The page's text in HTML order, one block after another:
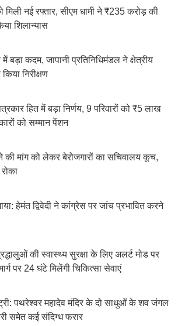
मिली नई रफ्तार, सीएम धामी ने ₹235 करोड़ की
शिलान्यास
में बड़ा कदम, जापानी प्रतिनिधिमंडल ने क्षेत्रीय
निरीक्षण
हित में बड़ा निर्णय, 9 परिवारों को ₹5 लाख
को सम्मान पेंशन
की मांग को लेकर बेरोजगारों का सचिवालय कूच,
हेमंत द्विवेदी ने कांग्रेस पर जांच प्रभावित करने
की स्वास्थ्य सुरक्षा के लिए अलर्ट मोड पर
पर 24 घंटे मिलेंगी चिकित्सा सेवाएं
पथरेश्वर महादेव मंदिर के दो साधुओं के शव जंगल
समेत कई संदिग्ध फरार